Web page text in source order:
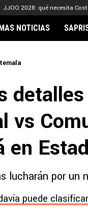
JJOO 2028: qué necesita
NOTICIAS
vs
en
lucharán por un
puede